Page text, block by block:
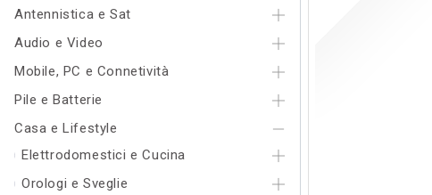
Antennistica e Sat
Audio e Video
Mobile, PC e Connetività
Pile e Batterie
Casa e Lifestyle
Elettrodomestici e Cucina
Orologi e Sveglie